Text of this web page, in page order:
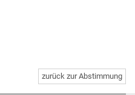
zurück zur Abstimmung